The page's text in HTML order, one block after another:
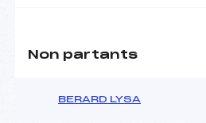
Non partants
BERARD LYSA